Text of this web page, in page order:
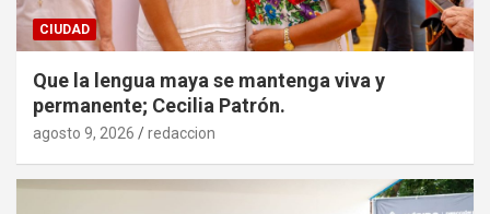
CIUDAD
Que la lengua maya se mantenga viva y
permanente; Cecilia Patrón.
agosto 9, 2026 redaccion